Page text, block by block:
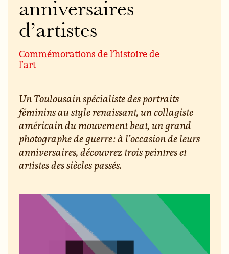
anniversaires
d’artistes
Commémorations de l’histoire de
l’art
Un Toulousain spécialiste des portraits
féminins au style renaissant, un collagiste
américain du mouvement beat, un grand
photographe de guerre : à l’occasion de leurs
anniversaires, découvrez trois peintres et
artistes des siècles passés.